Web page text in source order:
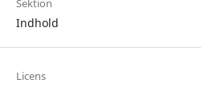
Indhold
Licens